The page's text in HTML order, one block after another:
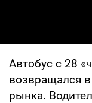
Автобус с 28
возвращался
рынка.